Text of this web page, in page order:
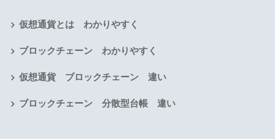
仮想通貨とは わかりやすく
ブロックチェーン わかりやすく
仮想通貨 ブロックチェーン 違い
ブロックチェーン 分散型台帳 違い